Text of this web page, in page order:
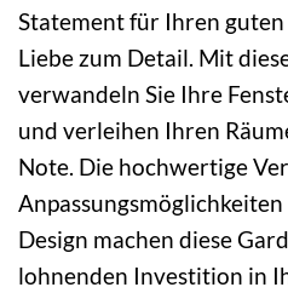
Statement für Ihren
Liebe zum Detail. Mit
verwandeln Sie Ihre
und verleihen Ihren
Note. Die hochwertige
Design machen diese
lohnenden Investition in